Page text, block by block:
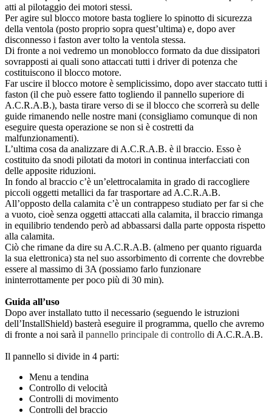
atti al pilotaggio dei motori stessi.
Per agire sul blocco motore basta togliere lo spinotto di sicurezza
della ventola (posto proprio sopra quest’ultima) e, dopo aver
disconnesso i faston aver tolto la ventola stessa.
Di fronte a noi vedremo un monoblocco formato da due dissipatori
sovrapposti ai quali sono attaccati tutti i driver di potenza che
costituiscono il blocco motore.
Far uscire il blocco motore è semplicissimo, dopo aver staccato tutti i
faston (il che può essere fatto togliendo il pannello superiore di
A.C.R.A.B.), basta tirare verso di se il blocco che scorrerà su delle
guide rimanendo nelle nostre mani (consigliamo comunque di non
eseguire questa operazione se non si è costretti da
malfunzionamenti).
L’ultima cosa da analizzare di A.C.R.A.B. è il braccio. Esso è
costituito da snodi pilotati da motori in continua interfacciati con
delle apposite riduzioni.
In fondo al braccio c’è un’elettrocalamita in grado di raccogliere
piccoli oggetti metallici da far trasportare ad A.C.R.A.B.
All’opposto della calamita c’è un contrappeso studiato per far si che
a vuoto, cioè senza oggetti attaccati alla calamita, il braccio rimanga
in equilibrio tendendo però ad abbassarsi dalla parte opposta rispetto
alla calamita.
Ciò che rimane da dire su A.C.R.A.B. (almeno per quanto riguarda
la sua elettronica) sta nel suo assorbimento di corrente che dovrebbe
essere al massimo di 3A (possiamo farlo funzionare
ininterrottamente per poco più di 30 min).
Guida all’uso
Dopo aver installato tutto il necessario (seguendo le istruzioni
dell’InstallShield) basterà eseguire il programma, quello che avremo
di fronte a noi sarà il pannello principale di controllo di A.C.R.A.B.
Il pannello si divide in 4 parti:
Menu a tendina
Controllo di velocità
Controlli di movimento
Controlli del braccio